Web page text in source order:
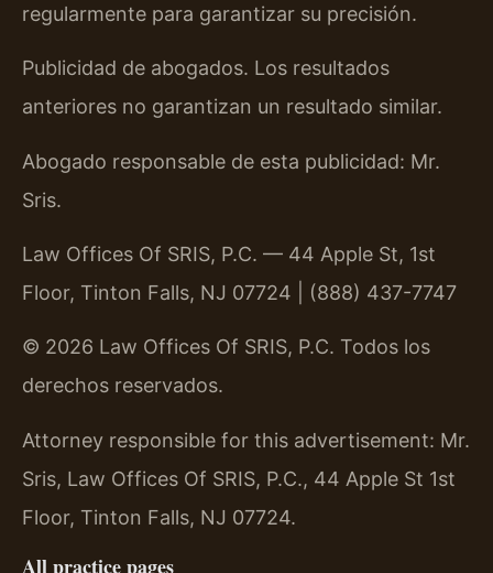
regularmente para garantizar su precisión.
Publicidad de abogados. Los resultados
anteriores no garantizan un resultado similar.
Abogado responsable de esta publicidad: Mr.
Sris.
Law Offices Of SRIS, P.C. — 44 Apple St, 1st
Floor, Tinton Falls, NJ 07724 | (888) 437-7747
© 2026 Law Offices Of SRIS, P.C. Todos los
derechos reservados.
Attorney responsible for this advertisement: Mr.
Sris, Law Offices Of SRIS, P.C., 44 Apple St 1st
Floor, Tinton Falls, NJ 07724.
All practice pages